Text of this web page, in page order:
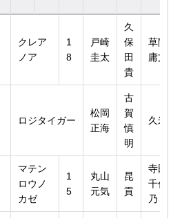
クレア
ノア
1
8
戸崎
圭太
久
保
田
貴
草間
庸文
ロジタイガー
松岡
正海
古
賀
慎
明
久米
マテン
ロウノ
カゼ
1
5
丸山
元気
昆
貢
寺田
千代
乃